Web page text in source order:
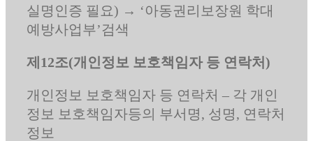
실명인증 필요) → ‘아동권리보장원 학대
예방사업부’검색
제12조(개인정보 보호책임자 등 연락처)
개인정보 보호책임자 등 연락처 – 각 개인
정보 보호책임자등의 부서명, 성명, 연락처
정보